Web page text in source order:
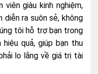
viên giàu kinh nghiệm,
ra suôn sẻ, không
tôi hỗ trợ bạn trong
quả, giúp bạn thu
lo lắng về giá trị tài